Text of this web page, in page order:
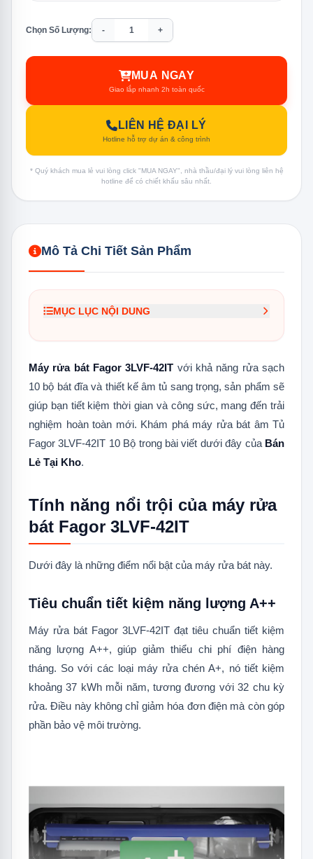
Chọn Số Lượng: - +
MUA NGAY
Giao lắp nhanh 2h toàn quốc
LIÊN HỆ ĐẠI LÝ
Hotline hỗ trợ dự án & công trình
* Quý khách mua lẻ vui lòng click "MUA NGAY", nhà thầu/đại lý vui lòng liên hệ
hotline để có chiết khấu sâu nhất.
Mô Tả Chi Tiết Sản Phẩm
MỤC LỤC NỘI DUNG
1.2Chương trình rửa 65°C
Rửa nửa tải - Rổ Trên hay Rổ dưới
1.4
1.6Thiết kế âm toàn phần
1.7MaxiSpace3
1.8 Giá đỡ có thể gấp gọn
Tia nước phun mạnh mẽ
1.12Hệ thống chống tràn Floating
Switch
1.13Độ ồn thấp
1.17
1.18Cảm biến mức nước trợ xả
Máy rửa bát Fagor 3LVF-42IT với khả năng rửa sạch
10 bộ bát đĩa và thiết kế âm tủ sang trọng, sản phẩm sẽ
giúp bạn tiết kiệm thời gian và công sức, mang đến trải
nghiệm hoàn toàn mới. Khám phá máy rửa bát âm Tủ
Fagor 3LVF-42IT 10 Bộ trong bài viết dưới đây của Bán
Lẻ Tại Kho.
Tính năng nổi trội của máy rửa
bát Fagor 3LVF-42IT
Dưới đây là những điểm nổi bật của máy rửa bát này.
Tiêu chuẩn tiết kiệm năng lượng A++
Máy rửa bát Fagor 3LVF-42IT đạt tiêu chuẩn tiết kiệm
năng lượng A++, giúp giảm thiểu chi phí điện hàng
tháng. So với các loại máy rửa chén A+, nó tiết kiệm
khoảng 37 kWh mỗi năm, tương đương với 32 chu kỳ
rửa. Điều này không chỉ giảm hóa đơn điện mà còn góp
phần bảo vệ môi trường.